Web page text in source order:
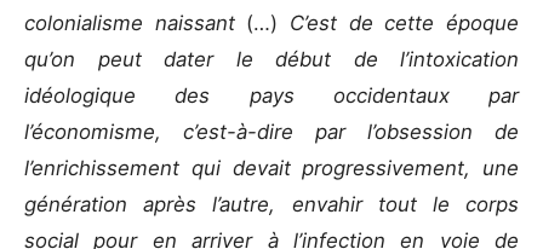
colonialisme naissant(…) C’est de cette époque
qu’on peut dater le début de l’intoxication
idéologique des pays occidentaux par
l’économisme, c’est-à-dire par l’obsession de
l’enrichissement qui devait progressivement, une
génération après l’autre, envahir tout le corps
social pour en arriver à l’infection en voie de